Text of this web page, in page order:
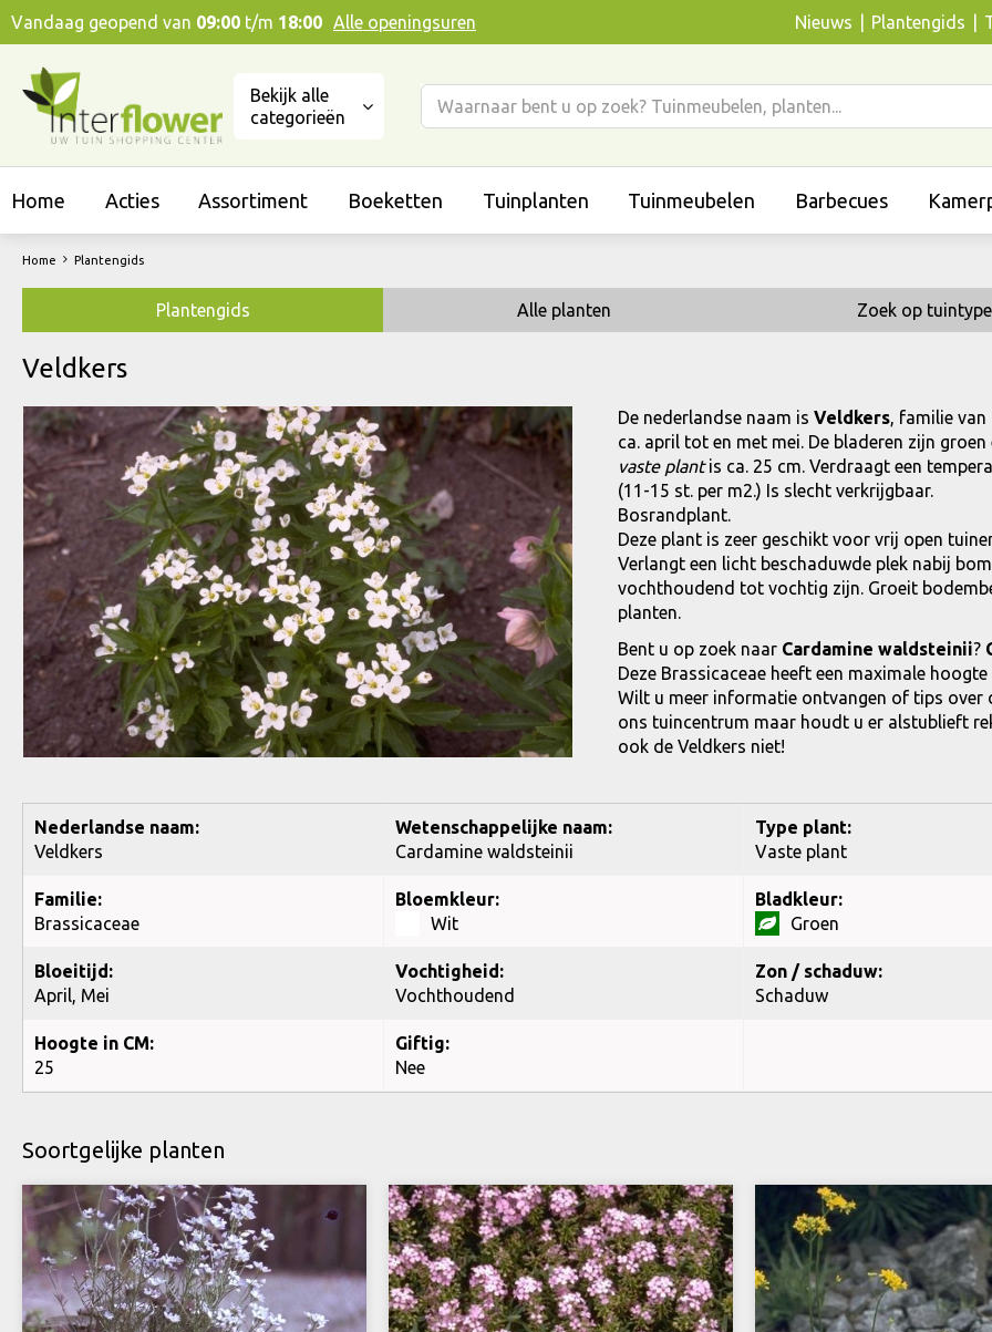
Ga
naar
Home Plantengids
Vandaag geopend van 09:00 t/m 18:00 Alle openingsuren Nieuws Plantengids
Bekijk alle
categorieën
Home Acties Assortiment Boeketten Tuinplanten Tuinmeubelen Barbecues
Plantengids Alle planten Zoek op tuintype
Veldkers
De nederlandse naam is Veldkers, familie van
ca. april tot en met mei. De bladeren zijn
vaste plantis ca. 25 cm. Verdraagt een
(11-15 st. per m2.) Is slecht verkrijgbaar.
Bosrandplant.
Deze plant is zeer geschikt voor vrij open
Verlangt een licht beschaduwde plek nabij
vochthoudend tot vochtig zijn. Groeit
planten.
Bent u op zoek naar Cardamine waldsteinii?
Deze Brassicaceae heeft een maximale
Wilt u meer informatie ontvangen of tips over
ons tuincentrum maar houdt u er alstublieft
ook de Veldkers niet!
Nederlandse naam:
Veldkers
Wetenschappelijke naam:
Cardamine waldsteinii
Type plant:
Vaste plant
Familie:
Brassicaceae
Bloemkleur:
Wit
Bladkleur:
Groen
Bloeitijd:
April, Mei
Vochtigheid:
Vochthoudend
Zon / schaduw:
Schaduw
Hoogte in CM:
25
Giftig:
Nee
Soortgelijke planten